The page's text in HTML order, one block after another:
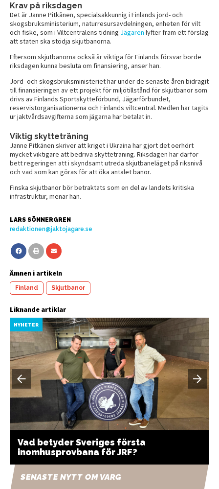
Krav på riksdagen
Det är Janne Pitkänen, specialsakkunnig i Finlands jord- och
skogsbruksministerium, naturresursavdelningen, enheten för vilt
och fiske, som i Viltcentralens tidning Jägaren lyfter fram ett förslag
att staten ska stödja skjutbanorna.
Eftersom skjutbanorna också är viktiga för Finlands försvar borde
riksdagen kunna besluta om finansiering, anser han.
Jord- och skogsbruksministeriet har under de senaste åren bidragit
till finansieringen av ett projekt för miljötillstånd för skjutbanor som
drivs av Finlands Sportskytteförbund, Jägarförbundet,
reservistorganisationerna och Finlands viltcentral. Medlen har tagits
ur jaktvårdsavgifterna som jägarna har betalat in.
Viktig skytteträning
Janne Pitkänen skriver att kriget i Ukraina har gjort det oerhört
mycket viktigare att bedriva skytteträning. Riksdagen har därför
bett regeringen att i skyndsamt utreda skjutbaneläget på riksnivå
och vad som kan göras för att öka antalet banor.
Finska skjutbanor bör betraktats som en del av landets kritiska
infrastruktur, menar han.
LARS SÖNNERGREN
redaktionen@jaktojagare.se
Ämnen i artikeln
Finland Skjutbanor
Liknande artiklar
NYHETER
Vad betyder Sveriges första
inomhusprovbana för JRF?
SENASTE NYTT OM VARG